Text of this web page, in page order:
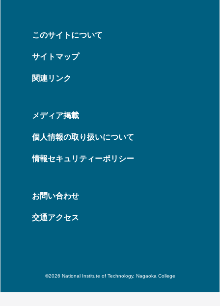
このサイトについて
サイトマップ
関連リンク
メディア掲載
個人情報の取り扱いについて
情報セキュリティーポリシー
お問い合わせ
交通アクセス
©2026 National Institute of Technology, Nagaoka College